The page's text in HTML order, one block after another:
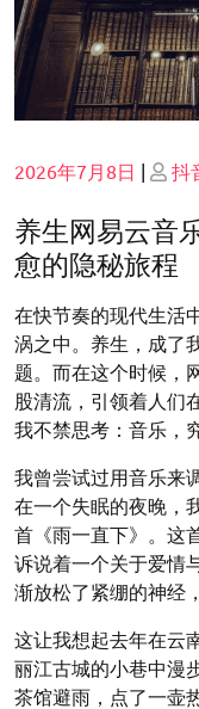
Posted
2026年7月8日 | 抖
养生网易云音
愈的隐秘旅程
在快节奏的现代生活
涡之中。养生，成了
题。而在这个时候，
股清流，引领着人们
我不禁思考：音乐，
我曾尝试过用音乐来
在一个失眠的夜晚，
首《雨一直下》。这
诉说着一个关于爱情
渐放松了紧绷的神经
这让我想起去年在云
丽江古城的小巷中漫
茶馆避雨，点了一壶